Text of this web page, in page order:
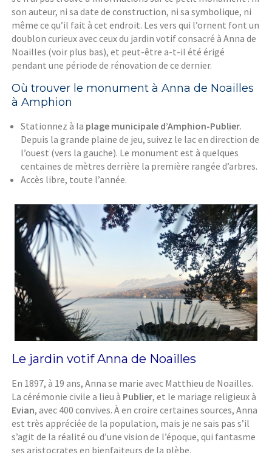
son auteur, ni sa date de construction, ni sa symbolique, ni
même ce qu’il fait à cet endroit. Les vers qui l’ornent font un
doublon curieux avec ceux du jardin votif consacré à Anna de
Noailles (voir plus bas), et peut-être a-t-il été érigé
pendant une période de rénovation de ce dernier.
Où trouver le monument à Anna de Noailles
à Amphion
Stationnez à la plage municipale d’Amphion-Publier.
Depuis la grande plaine de jeu, suivez le lac en direction de
l’ouest (vers la gauche). Le monument est à quelques
centaines de mètres derrière la première rangée d’arbres.
Accès libre, toute l’année.
Le jardin votif Anna de Noailles
En 1897, à 19 ans, Anna se marie avec Matthieu de Noailles.
La cérémonie civile a lieu à Publier, et le mariage religieux à
Evian, avec 400 convives. À en croire certaines sources, Anna
est très appréciée de la population, mais je ne sais pas s’il
s’agit de la réalité ou d’une vision de l’époque, qui fantasme
ses aristocrates en bienfaiteurs de la plèbe.